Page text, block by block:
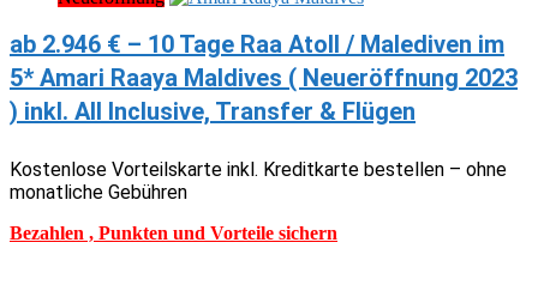
ab 2.946 € – 10 Tage Raa Atoll / Malediven im
5* Amari Raaya Maldives ( Neueröffnung 2023
) inkl. All Inclusive, Transfer & Flügen
Kostenlose Vorteilskarte inkl. Kreditkarte bestellen – ohne
monatliche Gebühren
Bezahlen , Punkten und Vorteile sichern